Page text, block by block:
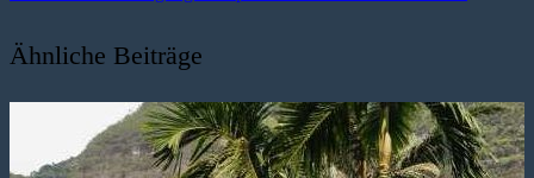
Ähnliche Beiträge